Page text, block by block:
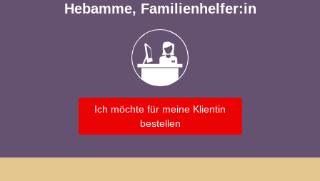
Hebamme, Familienhelfer:in
Ich möchte für meine Klientin
bestellen